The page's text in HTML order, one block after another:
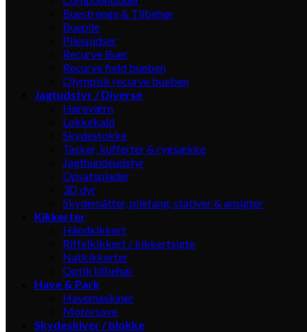
Buestrenge & Tilbehør
Buepile
Pilespidser
Recurve Buer
Recurve field bueben
Olympisk recurve bueben
Jagtudstyr / Diverse
Høreværn
Lokkekald
Skydestokke
Tasker, kufferter & rygsække
Jagthundeudstyr
Opsatsplader
3D dyr
Skydemåtter, pilefang, stativer & ansigter
Kikkerter
Håndkikkert
Riffelkikkert / kikkertsigte
Natkikkerter
Optik tilbehør
Have & Park
Havemaskiner
Motorsave
Skydeskiver / blokke